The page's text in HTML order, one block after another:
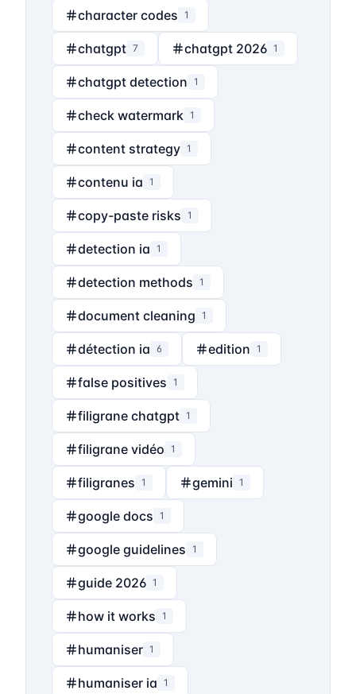
character codes 1
chatgpt 7 chatgpt 2026 1
chatgpt detection 1
check watermark 1
content strategy 1
contenu ia 1
copy-paste risks 1
detection ia 1
detection methods 1
document cleaning 1
détection ia 6 edition 1
false positives 1
filigrane chatgpt 1
filigrane vidéo 1
filigranes 1 gemini 1
google docs 1
google guidelines 1
guide 2026 1
how it works 1
humaniser 1
humaniser ia 1